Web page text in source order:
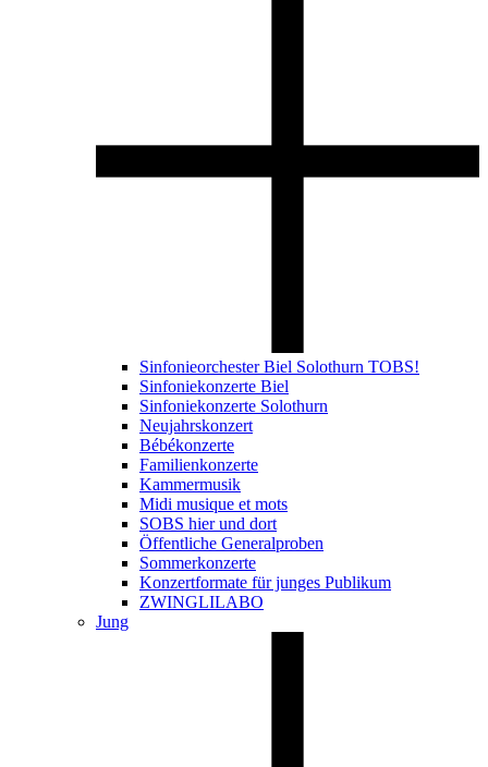
Sinfonieorchester Biel Solothurn TOBS!
Sinfoniekonzerte Biel
Sinfoniekonzerte Solothurn
Neujahrskonzert
Bébékonzerte
Familienkonzerte
Kammermusik
Midi musique et mots
SOBS hier und dort
Öffentliche Generalproben
Sommerkonzerte
Konzertformate für junges Publikum
ZWINGLILABO
Jung